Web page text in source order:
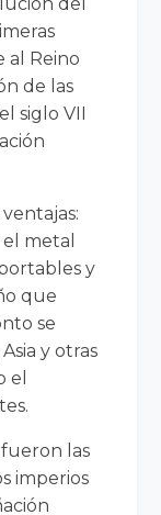
al Reino
de las
siglo VII
metal
y
que
se
y otras
el
las
imperios